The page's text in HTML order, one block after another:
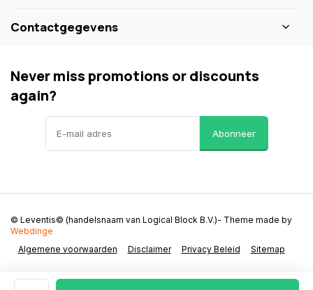
Contactgegevens
Never miss promotions or discounts
again?
Abonneer
Algemene voorwaarden Disclaimer Privacy Beleid Sitemap
© Leventis© (handelsnaam van Logical Block B.V.)- Theme made by
Webdinge